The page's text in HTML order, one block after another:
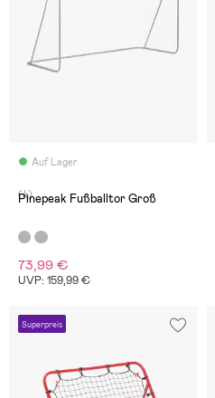
Auf Lager
(4)
Pinepeak Fußballtor Groß
73,99 €
UVP: 159,99 €
Superpreis